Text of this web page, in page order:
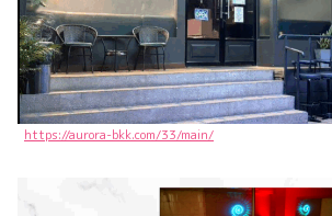
https://aurora-bkk.com/33/main/